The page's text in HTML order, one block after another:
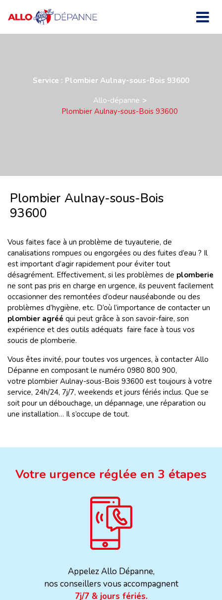
Service : Plombier Aulnay-sous-Bois 93600
Allo-dépanne
Plombier Aulnay-sous-Bois 93600
Plombier Aulnay-sous-Bois
93600
Vous faites face à un problème de tuyauterie, de
canalisations rompues ou engorgées ou des fuites d’eau ? Il
est important d’agir rapidement pour éviter tout
désagrément. Effectivement, si les problèmes de plomberie
ne sont pas pris en charge en urgence, ils peuvent facilement
occasionner des remontées d’odeur nauséabonde ou des
problèmes d’hygiène, etc. D’où l’importance de contacter un
plombier agréé qui peut grâce à son savoir-faire, son
expérience et des outils adéquats faire face à tous vos
soucis de plomberie.
Vous êtes invité, pour toutes vos urgences, à contacter Allo
Dépanne en composant le numéro 0980 800 900,
votre plombier Aulnay-sous-Bois 93600 est toujours à votre
service, 24h/24, 7j/7, weekends et jours fériés inclus. Que se
soit pour un débouchage, un dépannage, une réparation ou
une installation… Il s’occupe de tout.
Votre urgence réglée en 3 étapes
Appelez Allo Dépanne,
nos conseillers vous accompagnent
7j/7 & jours fériés.